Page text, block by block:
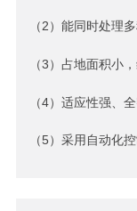
（2）能同时处理
（3）占地面积小
（4）适应性强、
（5）采用自动化